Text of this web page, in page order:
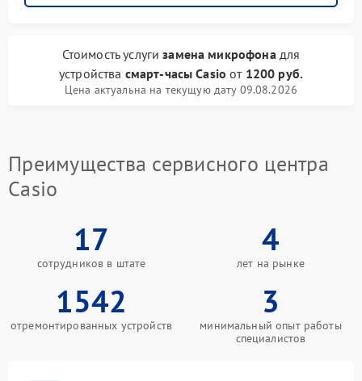
Стоимость услугизамена микрофонадля
устройства смарт-часы Casio от 1200 руб.
Цена актуальна на текущую дату 09.08.2026
Преимущества сервисного центра
Casio
17
сотрудников в штате
4
лет на рынке
1542
отремонтированных устройств
3
минимальный опыт работы
специалистов